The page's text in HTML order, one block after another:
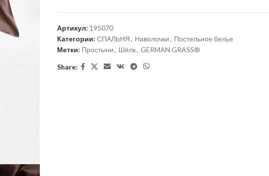
Артикул: 195070
Категории: СПАЛЬНЯ, Наволочки, Постельное белье
Метки: Простыни, Шёлк, GERMAN GRASS®
Share: